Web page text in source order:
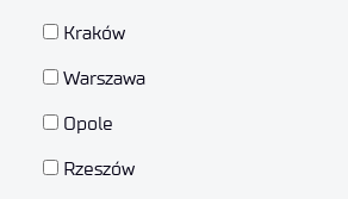
Kraków
Warszawa
Opole
Rzeszów